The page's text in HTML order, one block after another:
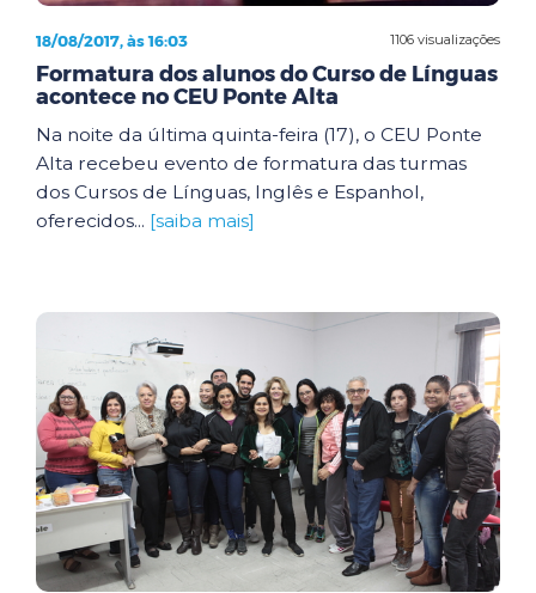
1106 visualizações
18/08/2017, às 16:03
Formatura dos alunos do Curso de Línguas
acontece no CEU Ponte Alta
Na noite da última quinta-feira (17), o CEU Ponte
Alta recebeu evento de formatura das turmas
dos Cursos de Línguas, Inglês e Espanhol,
oferecidos... [saiba mais]